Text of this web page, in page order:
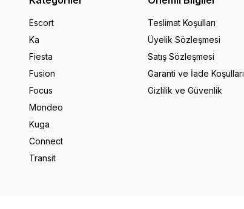
Escort
Ka
Fiesta
Fusion
Focus
Mondeo
Kuga
Connect
Transit
Teslimat Koşulları
Üyelik Sözleşmesi
Satış Sözleşmesi
Garanti ve İade Koşulları
Gizlilik ve Güvenlik